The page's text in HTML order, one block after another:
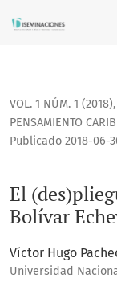
El (des)pliegue
VOL. 1 NÚM. 1 (2018),
PENSAMIENTO
El
Bolívar
Publicado 2018-06-
Víctor Hugo
Universidad